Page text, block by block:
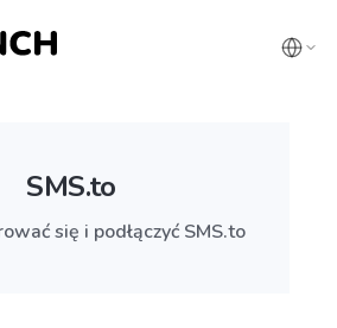
SMS.to
się i podłączyć SMS.to